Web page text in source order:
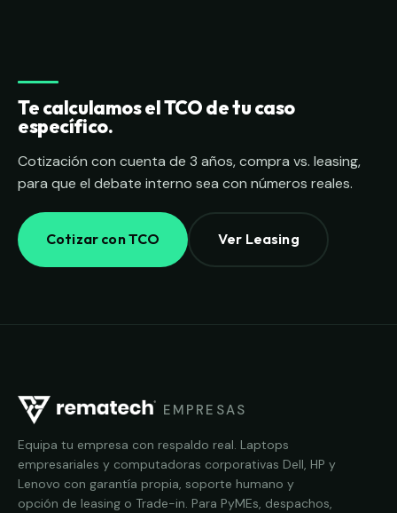
Te calculamos el TCO de tu caso
específico.
Cotización con cuenta de 3 años, compra vs. leasing,
para que el debate interno sea con números reales.
Cotizar con TCO Ver Leasing
EMPRESAS
Equipa tu empresa con respaldo real. Laptops
empresariales y computadoras corporativas Dell, HP y
Lenovo con garantía propia, soporte humano y
opción de leasing o Trade-in. Para PyMEs, despachos,